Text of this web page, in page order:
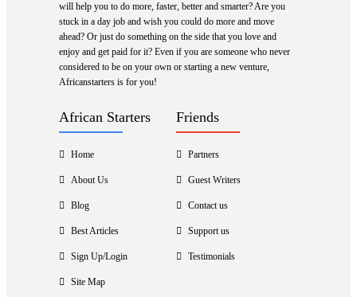
will help you to do more, faster, better and smarter? Are you
stuck in a day job and wish you could do more and move
ahead? Or just do something on the side that you love and
enjoy and get paid for it? Even if you are someone who never
considered to be on your own or starting a new venture,
Africanstarters is for you!
African Starters
Home
About Us
Blog
Best Articles
Sign Up/Login
Site Map
Friends
Partners
Guest Writers
Contact us
Support us
Testimonials